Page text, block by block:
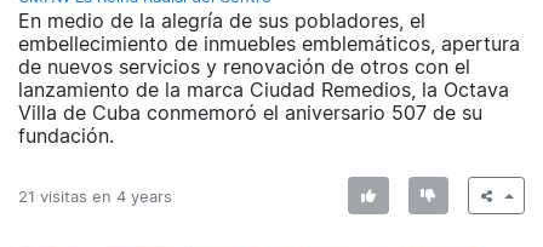
En medio de la alegría de sus pobladores, el
embellecimiento de inmuebles emblemáticos, apertura
de nuevos servicios y renovación de otros con el
lanzamiento de la marca Ciudad Remedios, la Octava
Villa de Cuba conmemoró el aniversario 507 de su
fundación.
21 visitas en 4 years